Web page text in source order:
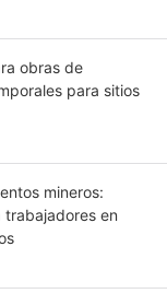
obras de
para sitios
mineros:
trabajadores en